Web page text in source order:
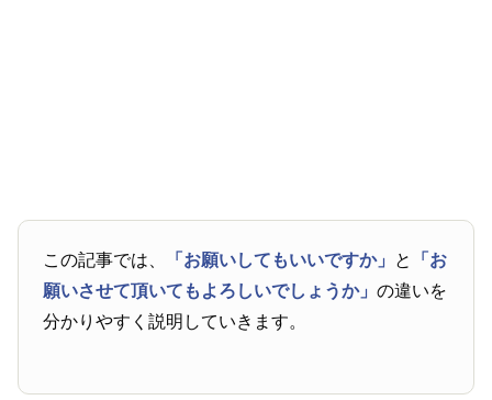
この記事では、 「お願いしてもいいですか」 と
「お
願いさせて頂いてもよろしいでしょうか」の違いを
分かりやすく説明していきます。